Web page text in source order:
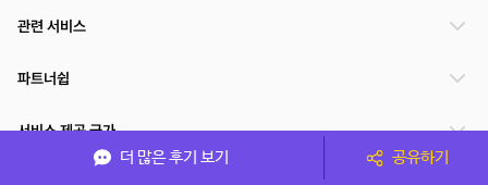
더 많은 후기 보기 공유하기
관련 서비스
파트너쉽
서비스 제공 국가